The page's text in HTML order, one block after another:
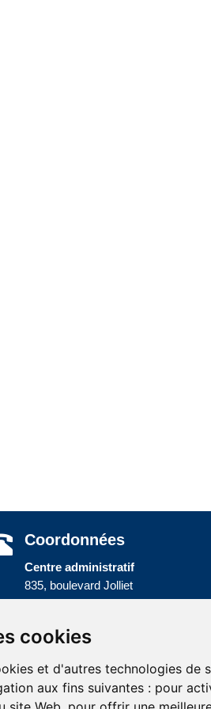
cookies
et d'autres technologies de
aux fins suivantes : pour
Coordonnées
Centre administratif
835, boulevard Jolliet
Baie-Comeau (Québec) G5C 1P5
Sans frais : 1 800 463-5142